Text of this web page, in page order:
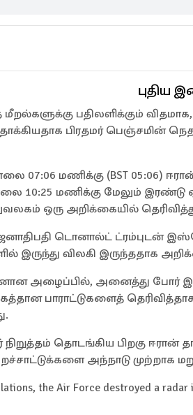
புதிய
மீறல்களுக்கு பதிலளிக்கும்
பிரதமர் பெஞ்சமின்
07:06 மணிக்கு (BST 05:06)
10:25 மணிக்கு மேலும்
ஒரு அறிக்கையில்
டொனால்ட் ட்ரம்புடன்
இருந்து விலகி இருந்ததாக
அழைப்பில், அனைத்து போர்
பாராட்டுகளைத்
தொடங்கிய பிறகு ஈரான்
அந்நாடு முற்றாக
the Air Force destroyed a radar